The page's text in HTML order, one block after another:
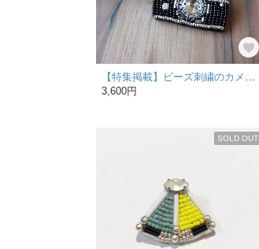
【特集掲載】ビーズ刺繍のカメラブローチ【B】
3,600円
SOLD OUT